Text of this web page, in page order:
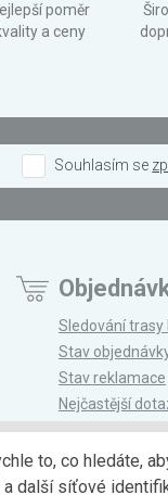
poměr
a ceny
Souhlasím se
Sledování trasy
Stav
Stav reklamace
Nejčastější
to, co hledáte,
další síťové